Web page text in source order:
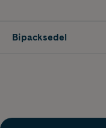
Bipacksedel